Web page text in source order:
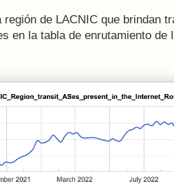
región de LACNIC que brindan
en la tabla de enrutamiento de